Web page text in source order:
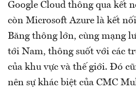
Google Cloud thông qua kết
còn Microsoft Azure là kết
Băng thông lớn, cùng mạng
tới Nam, thông suốt với các
của khu vực và thế giới. Đó
nên sự khác biệt của CMC